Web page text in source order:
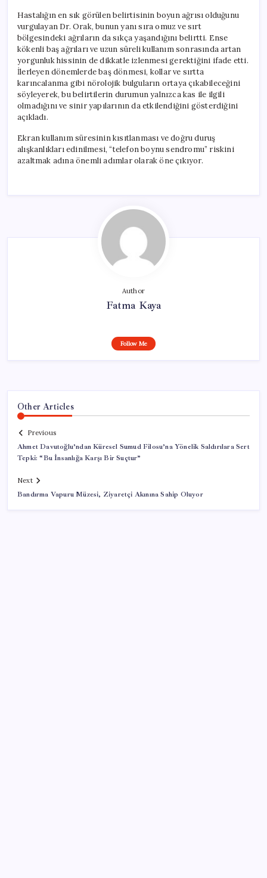
Hastalığın en sık görülen belirtisinin boyun ağrısı olduğunu
vurgulayan Dr. Orak, bunun yanı sıra omuz ve sırt
bölgesindeki ağrıların da sıkça yaşandığını belirtti. Ense
kökenli baş ağrıları ve uzun süreli kullanım sonrasında artan
yorgunluk hissinin de dikkatle izlenmesi gerektiğini ifade etti.
İlerleyen dönemlerde baş dönmesi, kollar ve sırtta
karıncalanma gibi nörolojik bulguların ortaya çıkabileceğini
söyleyerek, bu belirtilerin durumun yalnızca kas ile ilgili
olmadığını ve sinir yapılarının da etkilendiğini gösterdiğini
açıkladı.
Ekran kullanım süresinin kısıtlanması ve doğru duruş
alışkanlıkları edinilmesi, “telefon boynu sendromu” riskini
azaltmak adına önemli adımlar olarak öne çıkıyor.
Author
Fatma Kaya
Follow Me
Other Articles
Previous
Ahmet Davutoğlu’ndan Küresel Sumud Filosu’na Yönelik Saldırılara Sert
Tepki: “Bu İnsanlığa Karşı Bir Suçtur”
Next
Bandırma Vapuru Müzesi, Ziyaretçi Akınına Sahip Oluyor